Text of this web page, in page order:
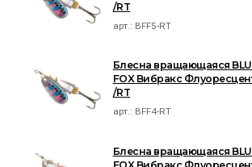
/RT
арт.: BFF5-RT
Блесна вращающаяся
FOX Вибракс
/RT
арт.: BFF4-RT
Блесна вращающаяся